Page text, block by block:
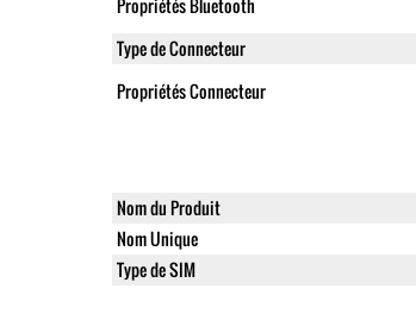
Propriétés Bluetooth
Type de Connecteur
Propriétés Connecteur
Nom du Produit
Nom Unique
Type de SIM